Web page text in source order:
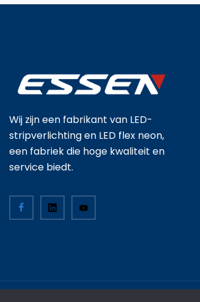
Wij zijn een fabrikant van LED-
stripverlichting en LED flex neon,
een fabriek die hoge kwaliteit en
service biedt.